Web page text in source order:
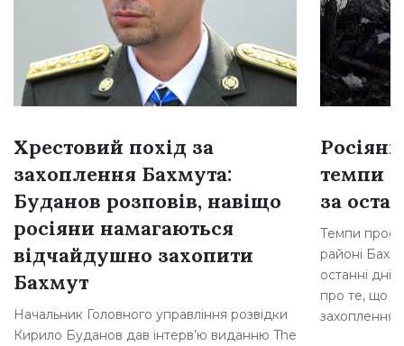
Хрестовий похід за
захоплення Бахмута:
Буданов розповів, навіщо
росіяни намагаються
відчайдушно захопити
Бахмут
Начальник Головного управління розвідки
Кирило Буданов дав інтерв’ю виданню The
темпи
за
Темпи
районі
останні
про те, що
захоплення